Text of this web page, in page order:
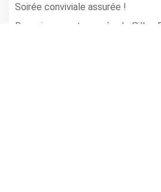
Soirée conviviale assurée !
Renseignements auprès de Gilles